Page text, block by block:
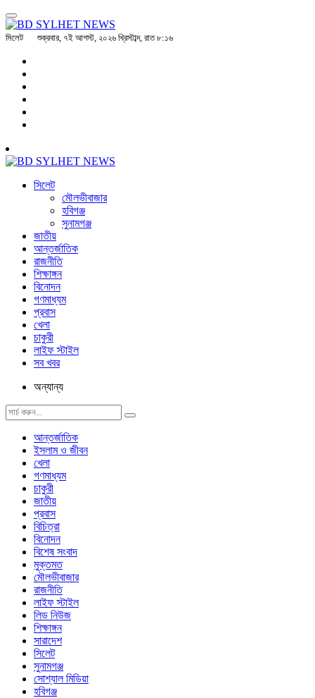
সিলেট শুক্রবার, ৭ই আগস্ট, ২০২৬ খ্রিস্টাব্দ, রাত ৮:১৬
সিলেট
মৌলভীবাজার
হবিগঞ্জ
সুনামগঞ্জ
জাতীয়
আন্তর্জাতিক
রাজনীতি
শিক্ষাঙ্গন
বিনোদন
গণমাধ্যম
প্রবাস
খেলা
চাকুরী
লাইফ স্টাইল
সব খবর
অন্যান্য
আন্তর্জাতিক
ইসলাম ও জীবন
খেলা
গণমাধ্যম
চাকুরী
জাতীয়
প্রবাস
বিচিত্রা
বিনোদন
বিশেষ সংবাদ
মুক্তমত
মৌলভীবাজার
রাজনীতি
লাইফ স্টাইল
লিড নিউজ
শিক্ষাঙ্গন
সারাদেশ
সিলেট
সুনামগঞ্জ
সোশ্যাল মিডিয়া
হবিগঞ্জ